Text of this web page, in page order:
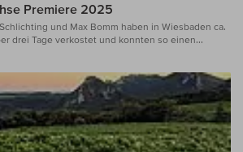
Premiere 2025
und Max Bomm haben in Wiesbaden ca.
drei Tage verkostet und konnten so einen...